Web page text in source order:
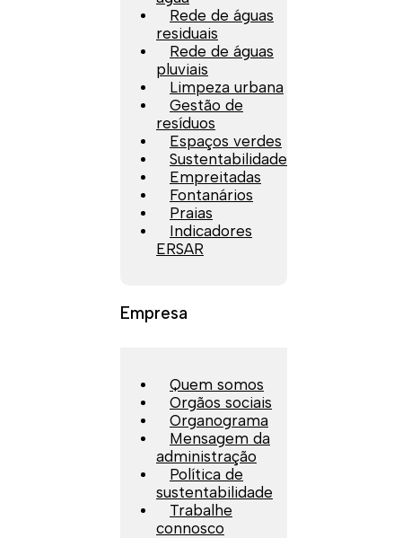
Rede de águas
residuais
Rede de águas
pluviais
Limpeza urbana
Gestão de
resíduos
Espaços verdes
Sustentabilidade
Empreitadas
Fontanários
Praias
Indicadores
ERSAR
Empresa
Quem somos
Orgãos sociais
Organograma
Mensagem da
administração
Política de
sustentabilidade
Trabalhe
connosco